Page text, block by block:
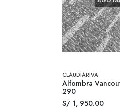
CLAUDIARIVA
Alfombra
290
S/ 1, 950.00